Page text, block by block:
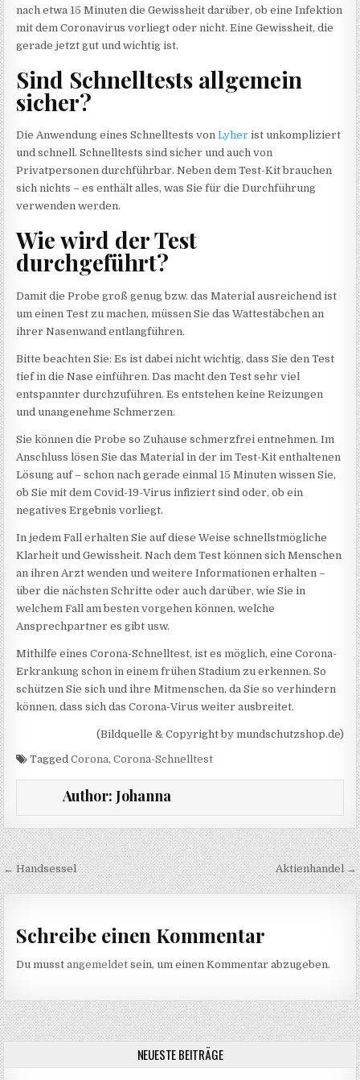
nach etwa 15 Minuten die Gewissheit darüber, ob eine Infektion
mit dem Coronavirus vorliegt oder nicht. Eine Gewissheit, die
gerade jetzt gut und wichtig ist.
Sind Schnelltests allgemein
sicher?
Die Anwendung eines Schnelltests vonLyher ist unkompliziert
und schnell. Schnelltests sind sicher und auch von
Privatpersonen durchführbar. Neben dem Test-Kit brauchen
sich nichts – es enthält alles, was Sie für die Durchführung
verwenden werden.
Wie wird der Test
durchgeführt?
Damit die Probe groß genug bzw. das Material ausreichend ist
um einen Test zu machen, müssen Sie das Wattestäbchen an
ihrer Nasenwand entlangführen.
Bitte beachten Sie: Es ist dabei nicht wichtig, dass Sie den Test
tief in die Nase einführen. Das macht den Test sehr viel
entspannter durchzuführen. Es entstehen keine Reizungen
und unangenehme Schmerzen.
Sie können die Probe so Zuhause schmerzfrei entnehmen. Im
Anschluss lösen Sie das Material in der im Test-Kit enthaltenen
Lösung auf – schon nach gerade einmal 15 Minuten wissen Sie,
ob Sie mit dem Covid-19-Virus infiziert sind oder, ob ein
negatives Ergebnis vorliegt.
In jedem Fall erhalten Sie auf diese Weise schnellstmögliche
Klarheit und Gewissheit. Nach dem Test können sich Menschen
an ihren Arzt wenden und weitere Informationen erhalten –
über die nächsten Schritte oder auch darüber, wie Sie in
welchem Fall am besten vorgehen können, welche
Ansprechpartner es gibt usw.
Mithilfe eines Corona-Schnelltest, ist es möglich, eine Corona-
Erkrankung schon in einem frühen Stadium zu erkennen. So
schützen Sie sich und ihre Mitmenschen, da Sie so verhindern
können, dass sich das Corona-Virus weiter ausbreitet.
(Bildquelle & Copyright by mundschutzshop.de)
TaggedCorona,Corona-Schnelltest
Author: Johanna
Beitragsnavigation
← Handsessel Aktienhandel →
Schreibe einen Kommentar
Du musstangemeldet sein, um einen Kommentar abzugeben.
NEUESTE BEITRÄGE